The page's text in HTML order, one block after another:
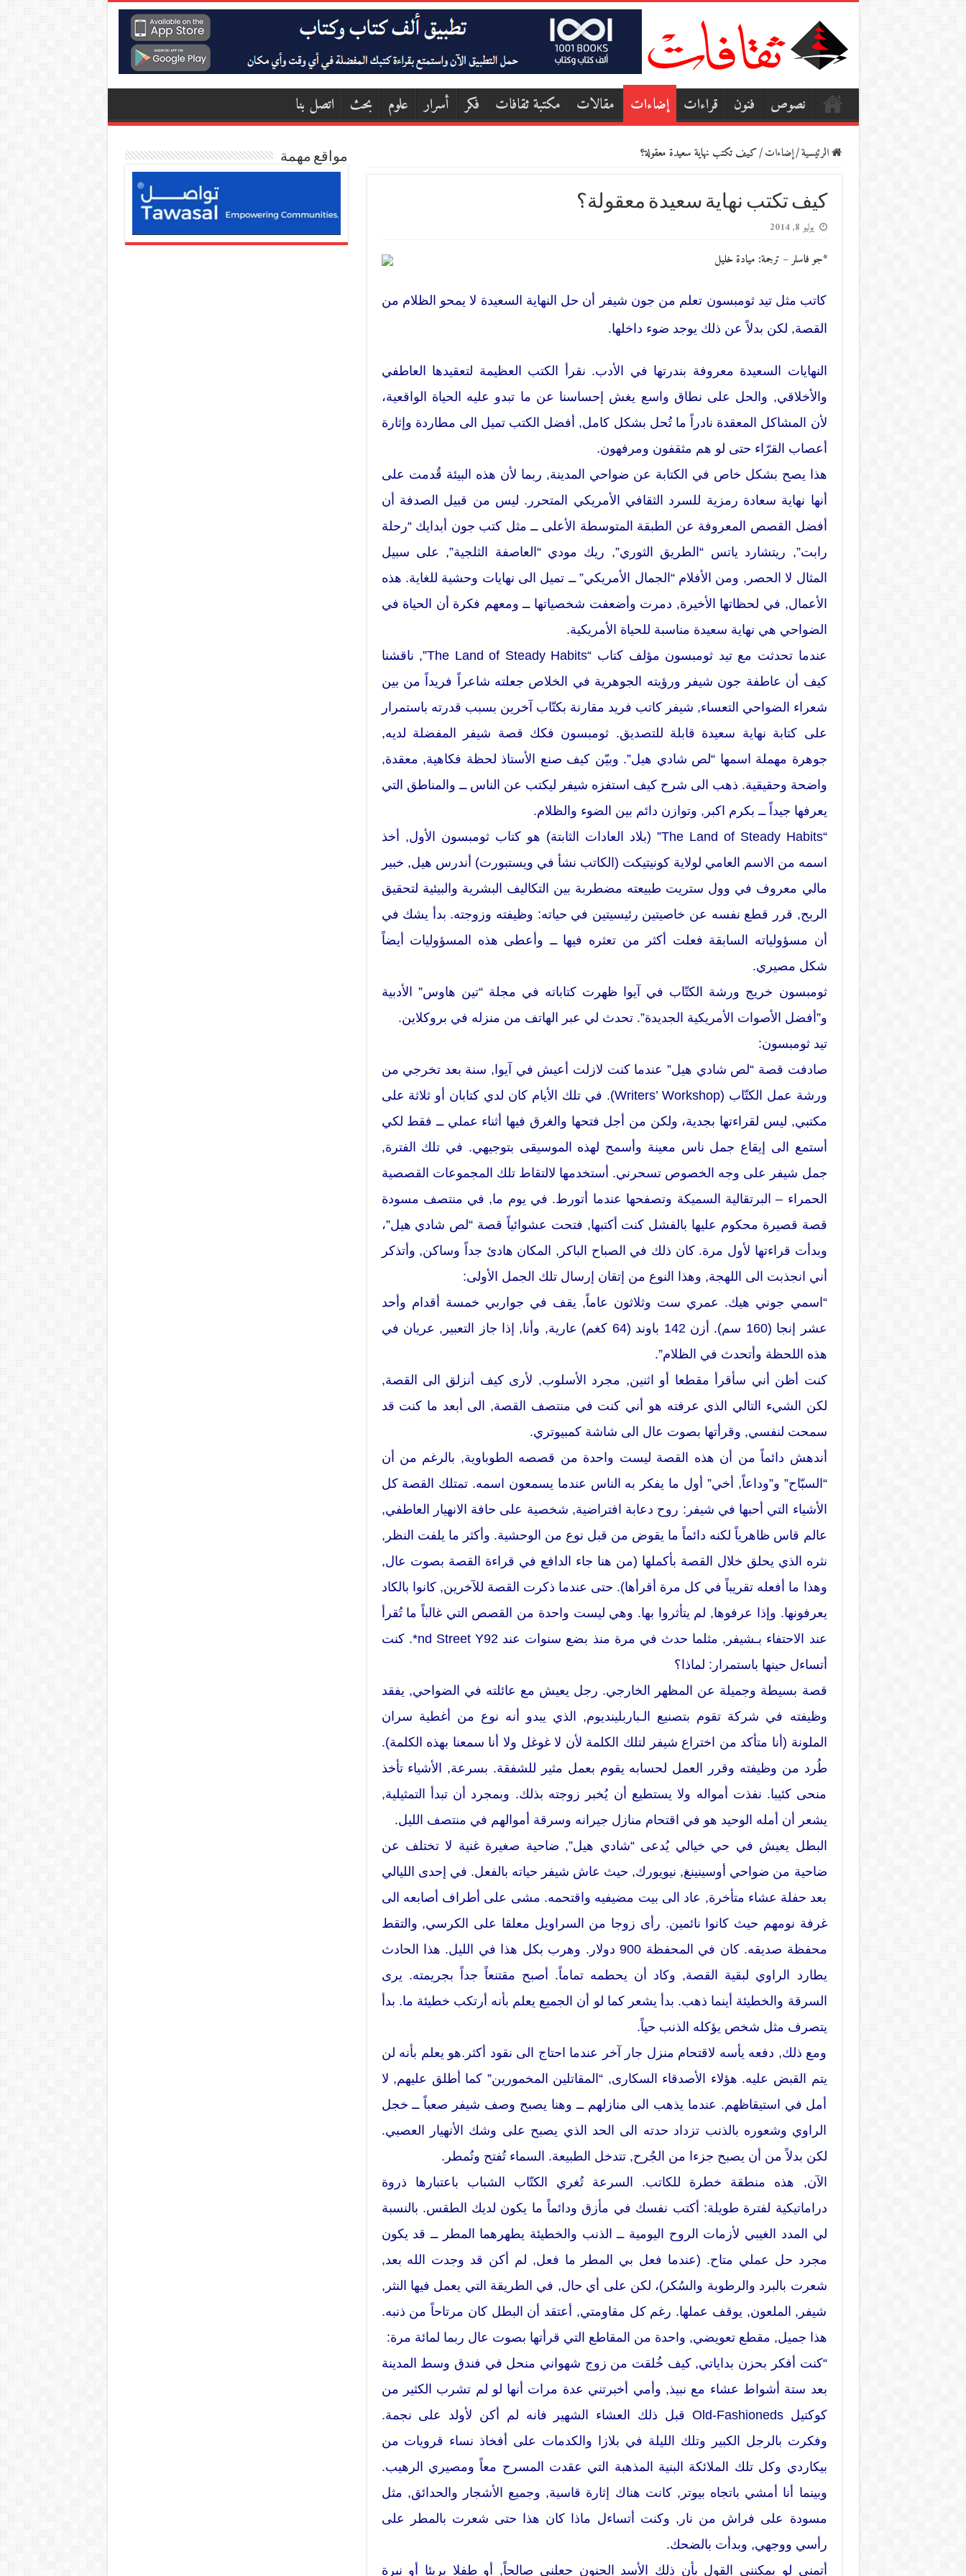
نصوص فنون قراءات إضاءات مقالات مكتبة ثقافات فكر أسرار علوم بحث اتصل بنا
الرئيسية/إضاءات/كيف تكتب نهاية سعيدة معقولة؟
كيف تكتب نهاية سعيدة معقولة؟
يوليو 8, 2014
*جو فاسلر – ترجمة: ميادة خليل
كاتب مثل تيد ثومبسون تعلم من جون شيفر أن حل النهاية السعيدة لا يمحو الظلام من
القصة, لكن بدلاً عن ذلك يوجد ضوء داخلها.
النهايات السعيدة معروفة بندرتها في الأدب. نقرأ الكتب العظيمة لتعقيدها العاطفي
والأخلاقي, والحل على نطاق واسع يغش إحساسنا عن ما تبدو عليه الحياة الواقعية،
لأن المشاكل المعقدة نادراً ما تُحل بشكل كامل, أفضل الكتب تميل الى مطاردة وإثارة
أعصاب القرّاء حتى لو هم مثقفون ومرفهون.
هذا يصح بشكل خاص في الكتابة عن ضواحي المدينة, ربما لأن هذه البيئة قُدمت على
أنها نهاية سعادة رمزية للسرد الثقافي الأمريكي المتحرر. ليس من قبيل الصدفة أن
أفضل القصص المعروفة عن الطبقة المتوسطة الأعلى ــ مثل كتب جون أبدايك “رحلة
رابت”, ريتشارد ياتس “الطريق الثوري”, ريك مودي “العاصفة الثلجية”, على سبيل
المثال لا الحصر, ومن الأفلام “الجمال الأمريكي” ــ تميل الى نهايات وحشية للغاية. هذه
الأعمال, في لحظاتها الأخيرة, دمرت وأضعفت شخصياتها ــ ومعهم فكرة أن الحياة في
الضواحي هي نهاية سعيدة مناسبة للحياة الأمريكية.
عندما تحدثت مع تيد ثومبسون مؤلف كتاب “The Land of Steady Habits”, ناقشنا
كيف أن عاطفة جون شيفر ورؤيته الجوهرية في الخلاص جعلته شاعراً فريداً من بين
شعراء الضواحي التعساء, شيفر كاتب فريد مقارنة بكتّاب آخرين بسبب قدرته باستمرار
على كتابة نهاية سعيدة قابلة للتصديق. ثومبسون فكك قصة شيفر المفضلة لديه,
جوهرة مهملة اسمها “لص شادي هيل”. وبيّن كيف صنع الأستاذ لحظة فكاهية, معقدة,
واضحة وحقيقية. ذهب الى شرح كيف استفزه شيفر ليكتب عن الناس ــ والمناطق التي
يعرفها جيداً ــ بكرم اكبر, وتوازن دائم بين الضوء والظلام.
“The Land of Steady Habits” (بلاد العادات الثابتة) هو كتاب ثومبسون الأول, أخذ
اسمه من الاسم العامي لولاية كونيتيكت (الكاتب نشأ في ويستبورت) أندرس هيل, خبير
مالي معروف في وول ستريت طبيعته مضطربة بين التكاليف البشرية والبيئية لتحقيق
الربح, قرر قطع نفسه عن خاصيتين رئيسيتين في حياته: وظيفته وزوجته. بدأ يشك في
أن مسؤولياته السابقة فعلت أكثر من تعثره فيها ــ وأعطى هذه المسؤوليات أيضاً
شكل مصيري.
ثومبسون خريج ورشة الكتّاب في آيوا ظهرت كتاباته في مجلة “تين هاوس” الأدبية
و”أفضل الأصوات الأمريكية الجديدة”. تحدث لي عبر الهاتف من منزله في بروكلاين.
تيد ثومبسون:
صادفت قصة “لص شادي هيل” عندما كنت لازلت أعيش في آيوا, سنة بعد تخرجي من
ورشة عمل الكتّاب (Writers’ Workshop). في تلك الأيام كان لدي كتابان أو ثلاثة على
مكتبي, ليس لقراءتها بجدية، ولكن من أجل فتحها والغرق فيها أثناء عملي ــ فقط لكي
أستمع الى إيقاع جمل ناس معينة وأسمح لهذه الموسيقى بتوجيهي. في تلك الفترة,
جمل شيفر على وجه الخصوص تسحرني. أستخدمها لالتقاط تلك المجموعات القصصية
الحمراء – البرتقالية السميكة وتصفحها عندما أتورط. في يوم ما, في منتصف مسودة
قصة قصيرة محكوم عليها بالفشل كنت أكتبها, فتحت عشوائياً قصة “لص شادي هيل”،
وبدأت قراءتها لأول مرة. كان ذلك في الصباح الباكر, المكان هادئ جداً وساكن, وأتذكر
أني انجذبت الى اللهجة, وهذا النوع من إتقان إرسال تلك الجمل الأولى:
“اسمي جوني هيك. عمري ست وثلاثون عاماً, يقف في جواربي خمسة أقدام وأحد
عشر إنجا (160 سم). أزن 142 باوند (64 كغم) عارية, وأنا, إذا جاز التعبير, عريان في
هذه اللحظة وأتحدث في الظلام”.
كنت أظن أني سأقرأ مقطعا أو اثنين, مجرد الأسلوب, لأرى كيف أنزلق الى القصة,
لكن الشيء التالي الذي عرفته هو أني كنت في منتصف القصة, الى أبعد ما كنت قد
سمحت لنفسي, وقرأتها بصوت عال الى شاشة كمبيوتري.
أندهش دائماً من أن هذه القصة ليست واحدة من قصصه الطوباوية, بالرغم من أن
“السبّاح” و”وداعاً, أخي” أول ما يفكر به الناس عندما يسمعون اسمه. تمتلك القصة كل
الأشياء التي أحبها في شيفر: روح دعابة افتراضية, شخصية على حافة الانهيار العاطفي,
عالم قاس ظاهرياً لكنه دائماً ما يقوض من قبل نوع من الوحشية. وأكثر ما يلفت النظر,
نثره الذي يحلق خلال القصة بأكملها (من هنا جاء الدافع في قراءة القصة بصوت عال,
وهذا ما أفعله تقريباً في كل مرة أقرأها). حتى عندما ذكرت القصة للآخرين, كانوا بالكاد
يعرفونها. وإذا عرفوها, لم يتأثروا بها. وهي ليست واحدة من القصص التي غالباً ما تُقرأ
عند الاحتفاء بـشيفر, مثلما حدث في مرة منذ بضع سنوات عند nd Street Y92*. كنت
أتساءل حينها باستمرار: لماذا؟
قصة بسيطة وجميلة عن المظهر الخارجي. رجل يعيش مع عائلته في الضواحي, يفقد
وظيفته في شركة تقوم بتصنيع الـباربلينديوم, الذي يبدو أنه نوع من أغطية سران
الملونة (أنا متأكد من اختراع شيفر لتلك الكلمة لأن لا غوغل ولا أنا سمعنا بهذه الكلمة).
طُرد من وظيفته وقرر العمل لحسابه يقوم بعمل مثير للشفقة. بسرعة, الأشياء تأخذ
منحى كئيبا. نفذت أمواله ولا يستطيع أن يُخبر زوجته بذلك. وبمجرد أن تبدأ التمثيلية,
يشعر أن أمله الوحيد هو في اقتحام منازل جيرانه وسرقة أموالهم في منتصف الليل.
البطل يعيش في حي خيالي يُدعى “شادي هيل”, ضاحية صغيرة غنية لا تختلف عن
ضاحية من ضواحي أوسينينغ, نيويورك, حيث عاش شيفر حياته بالفعل. في إحدى الليالي
بعد حفلة عشاء متأخرة, عاد الى بيت مضيفيه واقتحمه. مشى على أطراف أصابعه الى
غرفة نومهم حيث كانوا نائمين. رأى زوجا من السراويل معلقا على الكرسي, والتقط
محفظة صديقه. كان في المحفظة 900 دولار. وهرب بكل هذا في الليل. هذا الحادث
يطارد الراوي لبقية القصة, وكاد أن يحطمه تماماً. أصبح مقتنعاً جداً بجريمته. يرى
السرقة والخطيئة أينما ذهب. بدأ يشعر كما لو أن الجميع يعلم بأنه أرتكب خطيئة ما. بدأ
يتصرف مثل شخص يؤكله الذنب حياً.
ومع ذلك, دفعه يأسه لاقتحام منزل جار آخر عندما احتاج الى نقود أكثر.هو يعلم بأنه لن
يتم القبض عليه. هؤلاء الأصدقاء السكارى, “المقاتلين المخمورين” كما أطلق عليهم, لا
أمل في استيقاظهم. عندما يذهب الى منازلهم ــ وهنا يصبح وصف شيفر صعباً ــ خجل
الراوي وشعوره بالذنب تزداد حدته الى الحد الذي يصبح على وشك الأنهيار العصبي.
لكن بدلاً من أن يصبح جزءا من الجُرح, تتدخل الطبيعة. السماء تُفتح وتُمطر.
الآن, هذه منطقة خطرة للكاتب. السرعة تُغري الكتّاب الشباب باعتبارها ذروة
دراماتيكية لفترة طويلة: أكتب نفسك في مأزق ودائماً ما يكون لديك الطقس. بالنسبة
لي المدد الغيبي لأزمات الروح اليومية ــ الذنب والخطيئة يطهرهما المطر ــ قد يكون
مجرد حل عملي متاح. (عندما فعل بي المطر ما فعل, لم أكن قد وجدت الله بعد,
شعرت بالبرد والرطوبة والسُكر)، لكن على أي حال, في الطريقة التي يعمل فيها النثر,
شيفر, الملعون, يوقف عملها. رغم كل مقاومتي, أعتقد أن البطل كان مرتاحاً من ذنبه.
هذا جميل, مقطع تعويضي, واحدة من المقاطع التي قرأتها بصوت عال ربما لمائة مرة:
“كنت أفكر بحزن بداياتي, كيف خُلقت من زوج شهواني منحل في فندق وسط المدينة
بعد ستة أشواط عشاء مع نبيذ, وأمي أخبرتني عدة مرات أنها لو لم تشرب الكثير من
كوكتيل Old-Fashioneds قبل ذلك العشاء الشهير فانه لم أكن لأولد على نجمة.
وفكرت بالرجل الكبير وتلك الليلة في بلازا والكدمات على أفخاذ نساء قرويات من
بيكاردي وكل تلك الملائكة البنية المذهبة التي عقدت المسرح معاً ومصيري الرهيب.
وبينما أنا أمشي باتجاه بيوتر, كانت هناك إثارة قاسية, وجميع الأشجار والحدائق, مثل
مسودة على فراش من نار, وكنت أتساءل ماذا كان هذا حتى شعرت بالمطر على
رأسي ووجهي, وبدأت بالضحك.
أتمنى لو يمكنني القول بأن ذلك الأسد الحنون جعلني صالحاً, أو طفلا بريئا أو نبرة
مواقع مهمة